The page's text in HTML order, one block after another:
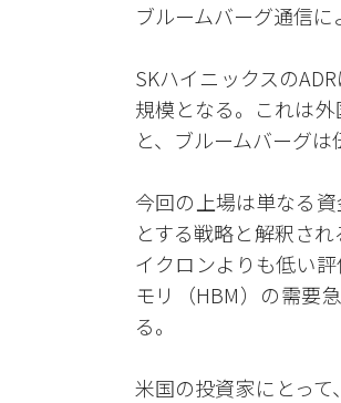
ブルームバーグ通信に
SKハイニックスの
規模となる。これは
と、ブルームバーグは
今回の上場は単なる
とする戦略と解釈さ
イクロンよりも低い
モリ（HBM）の需要
る。
米国の投資家にとっ